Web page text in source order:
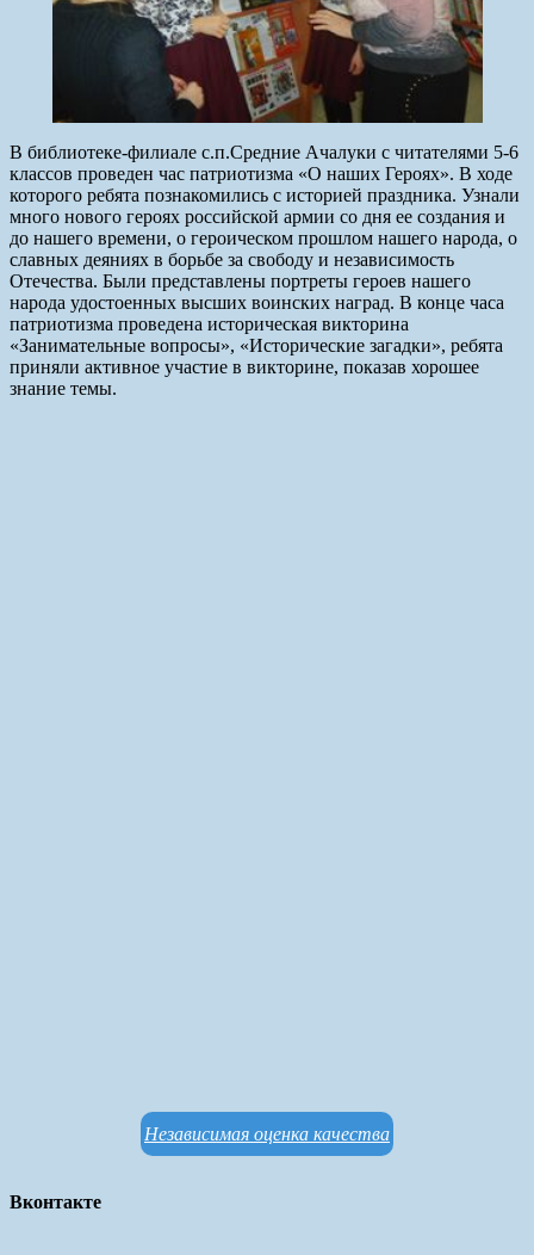
В библиотеке-филиале с.п.Средние Ачалуки с читателями 5-6
классов проведен час патриотизма «О наших Героях». В ходе
которого ребята познакомились с историей праздника. Узнали
много нового героях российской армии со дня ее создания и
до нашего времени, о героическом прошлом нашего народа, о
славных деяниях в борьбе за свободу и независимость
Отечества. Были представлены портреты героев нашего
народа удостоенных высших воинских наград. В конце часа
патриотизма проведена историческая викторина
«Занимательные вопросы», «Исторические загадки», ребята
приняли активное участие в викторине, показав хорошее
знание темы.
Независимая оценка качества
Вконтакте